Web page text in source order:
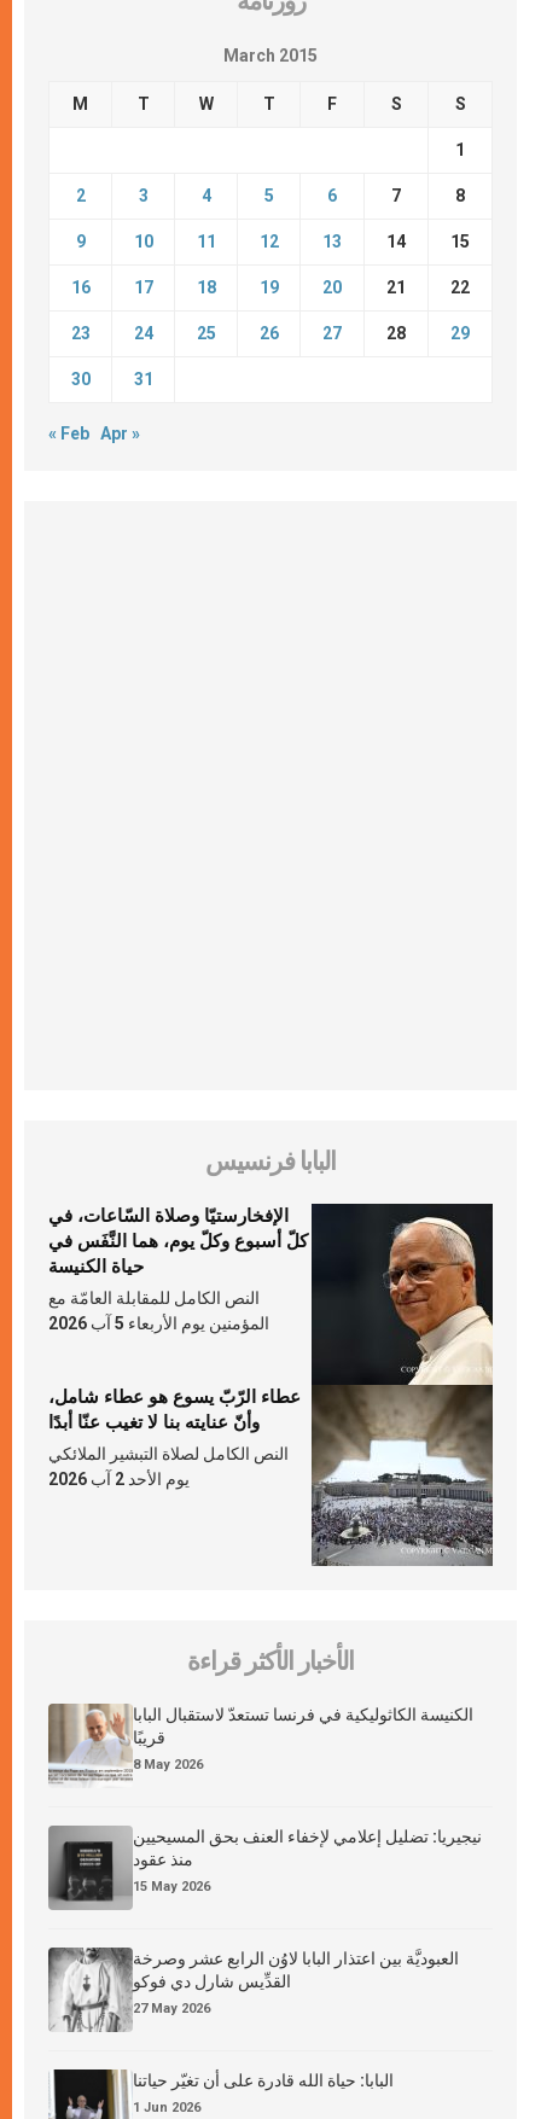
March 2015
M T W T F S S
1
2 3 4 5 6 7 8
9 10 11 12 13 14 15
16 17 18 19 20 21 22
23 24 25 26 27 28 29
30 31
« Feb Apr »
البابا فرنسيس
الإفخارستيّا وصلاة السّاعات، في
كلّ أسبوع وكلّ يوم، هما النَّفَس في
حياة الكنيسة
النص الكامل للمقابلة العامّة مع
المؤمنين يوم الأربعاء 5 آب 2026
عطاء الرّبّ يسوع هو عطاء شامل،
وأنّ عنايته بنا لا تغيب عنّا أبدًا
النص الكامل لصلاة التبشير الملائكي
يوم الأحد 2 آب 2026
الأخبار الأكثر قراءة
الكنيسة الكاثوليكية في فرنسا تستعدّ لاستقبال البابا
قريبًا
8 May 2026
نيجيريا: تضليل إعلامي لإخفاء العنف بحق المسيحيين
منذ عقود
15 May 2026
العبوديَّة بين اعتذار البابا لاوُن الرابع عشر وصرخة
القدِّيس شارل دي فوكو
27 May 2026
البابا: حياة الله قادرة على أن تغيّر حياتنا
1 Jun 2026